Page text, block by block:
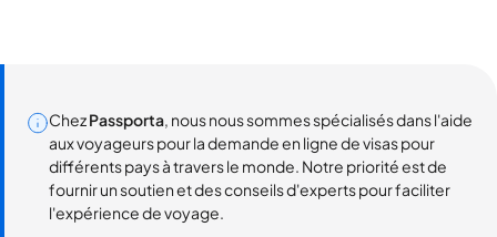
ChezPassporta, nous nous sommes spécialisés dans l'aide
aux voyageurs pour la demande en ligne de visas pour
différents pays à travers le monde. Notre priorité est de
fournir un soutien et des conseils d'experts pour faciliter
l'expérience de voyage.